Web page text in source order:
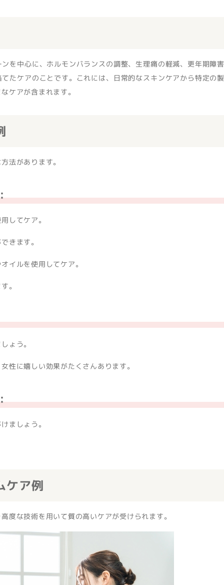
を中心に、ホルモンバランスの調整、生理痛の軽減、更年期障害
たケアのことです。これには、日常的なスキンケアから特定の製
ケアが含まれます。
法があります。
してケア。
きます。
イルを使用してケア。
。
ょう。
性に嬉しい効果がたくさんあります。
ましょう。
ケア例
度な技術を用いて質の高いケアが受けられます。